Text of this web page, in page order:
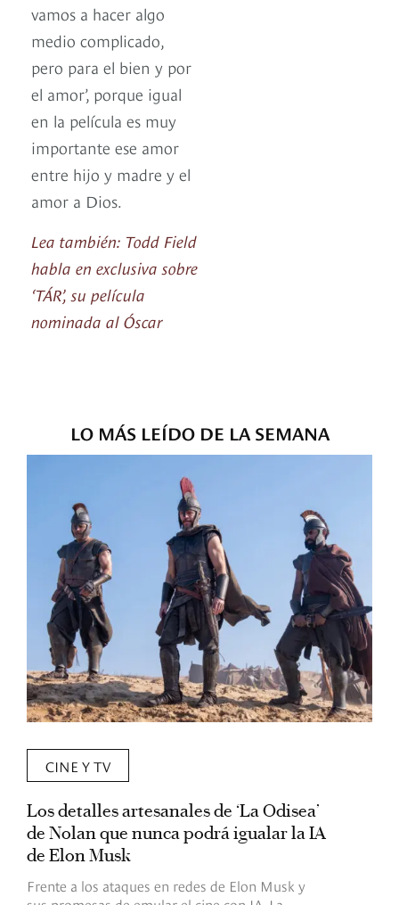
vamos a hacer algo
medio complicado,
pero para el bien y por
el amor’, porque igual
en la película es muy
importante ese amor
entre hijo y madre y el
amor a Dios.
Lea también: Todd Field
habla en exclusiva sobre
‘TÁR’, su película
nominada al Óscar
LO MÁS LEÍDO DE LA SEMANA
CINE Y TV
Los detalles artesanales de ‘La Odisea’
de Nolan que nunca podrá igualar la IA
de Elon Musk
Frente a los ataques en redes de Elon Musk y